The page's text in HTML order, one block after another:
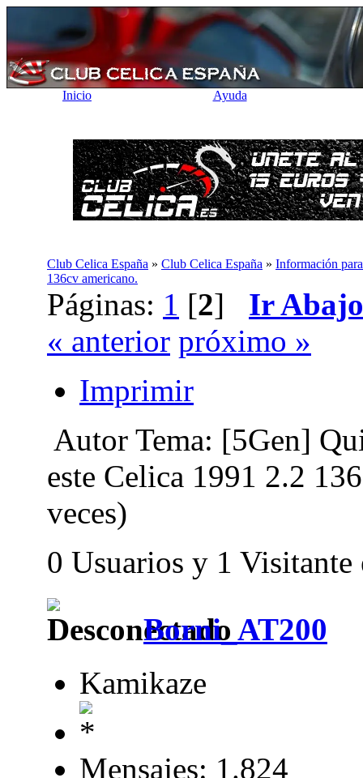
Inicio Ayuda
Club Celica España » Club Celica España » Información
136cv americano.
Páginas: 1 [2] Ir Abajo
« anterior próximo »
Imprimir
Autor Tema: [5Gen]
este Celica 1991 2.2
veces)
0 Usuarios y 1 Visitante
Borni_AT200
Kamikaze
Mensajes: 1.824